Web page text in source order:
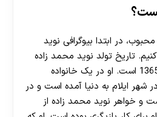
در ابتدا بیوگرافی نوید
تاریخ تولد نوید محمد زاده
17 فروردین ماه در سال 1365 است. او در یک خانواده
شهر ایلام به دنیا آمده است و در
و خواهر نوید محمد زاده از